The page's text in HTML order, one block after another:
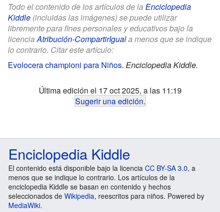
Todo el contenido de los artículos de la Enciclopedia
Kiddle (incluidas las imágenes) se puede utilizar
libremente para fines personales y educativos bajo la
licenciaAtribución-CompartirIguala menos que se indique
lo contrario. Citar este artículo:
Evolocera championi para Niños. Enciclopedia Kiddle.
Última edición el 17 oct 2025, a las 11:19
Sugerir una edición.
Enciclopedia Kiddle
El contenido está disponible bajo la licencia CC BY-SA 3.0, a
menos que se indique lo contrario. Los artículos de la
enciclopedia Kiddle se basan en contenido y hechos
seleccionados de Wikipedia, reescritos para niños. Powered by
MediaWiki.